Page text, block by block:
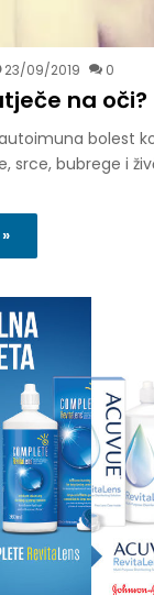
23/09/2019 0
na oči?
bolest
srce, bubrege i